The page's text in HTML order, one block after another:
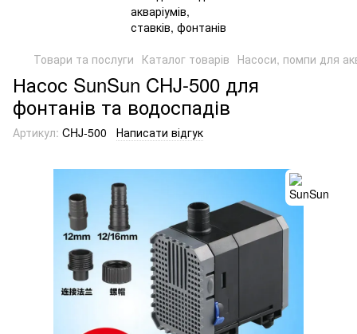
Товари та послуги Каталог товарів Насоси, помпи для
Насос SunSun CHJ-500 для
фонтанів та водоспадів
Артикул: CHJ-500 Написати відгук